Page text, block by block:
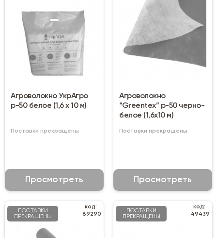
Агроволокно УкрАгро
р-50 белое (1,6 х 10 м)
Поставки прекращены
Просмотреть
Агроволокно
“Greentex” р-50 черно-
белое (1,6х10 м)
Поставки прекращены
Просмотреть
ПОСТАВКИ
ПРЕКРАЩЕНЫ
код:
89290
ПОСТАВКИ
ПРЕКРАЩЕНЫ
код:
49439